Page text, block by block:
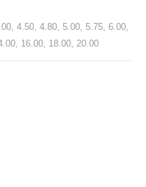
4.50, 4.80, 5.00, 5.75, 6.00,
16.00, 18.00, 20.00